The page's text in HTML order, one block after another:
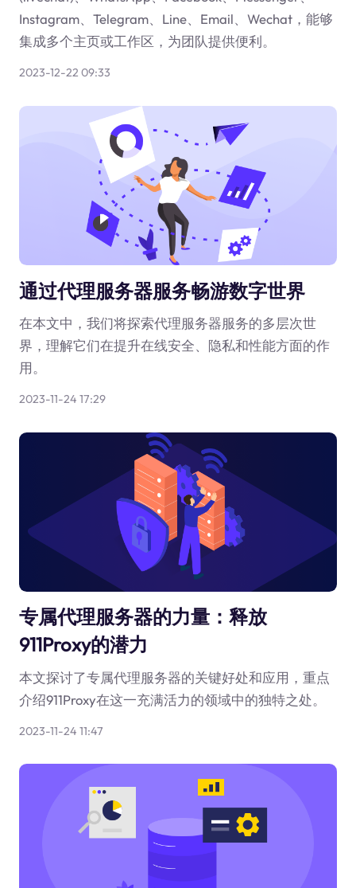
Instagram、Telegram、Line、Email、Wechat，能够
集成多个主页或工作区，为团队提供便利。
2023-12-22 09:33
通过代理服务器服务畅游数字世界
在本文中，我们将探索代理服务器服务的多层次世
界，理解它们在提升在线安全、隐私和性能方面的作
用。
2023-11-24 17:29
专属代理服务器的力量：释放
911Proxy的潜力
本文探讨了专属代理服务器的关键好处和应用，重点
介绍911Proxy在这一充满活力的领域中的独特之处。
2023-11-24 11:47